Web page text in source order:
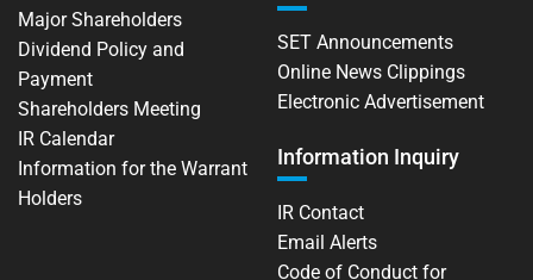
Major Shareholders
Dividend Policy and
Payment
Shareholders Meeting
IR Calendar
Information for the Warrant
Holders
SET Announcements
Online News Clippings
Electronic Advertisement
Information Inquiry
IR Contact
Email Alerts
Code of Conduct for